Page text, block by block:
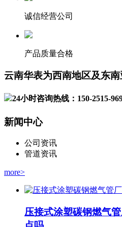
诚信经营公司
产品质量合格
云南华表为西南地区及东
24小时咨询热线：150-2515-
新闻中心
公司资讯
管道资讯
more>
压接式涂塑碳钢燃气